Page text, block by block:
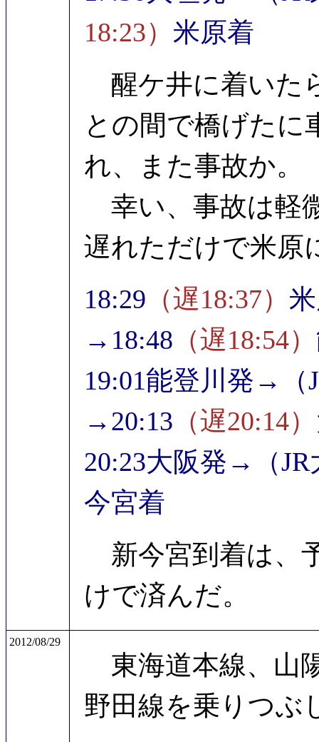
18:23） 米原着
醒ケ井に着いた
との間で橋げたに
れ、また事故か。
幸い、事故は軽
遅れただけで米原
18:29 （遅18:37）
→18:48 （遅18:54）
19:01能登川発→（
→20:13 （遅20:14）
20:23大阪発→（
今宮着
新今宮到着は、
けで済んだ。
2012/08/29
東海道本線、山
野田線を乗りつぶ